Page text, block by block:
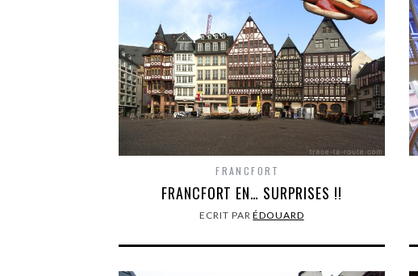
FRANCFORT
FRANCFORT EN… SURPRISES !!
ECRIT PARÉDOUARD